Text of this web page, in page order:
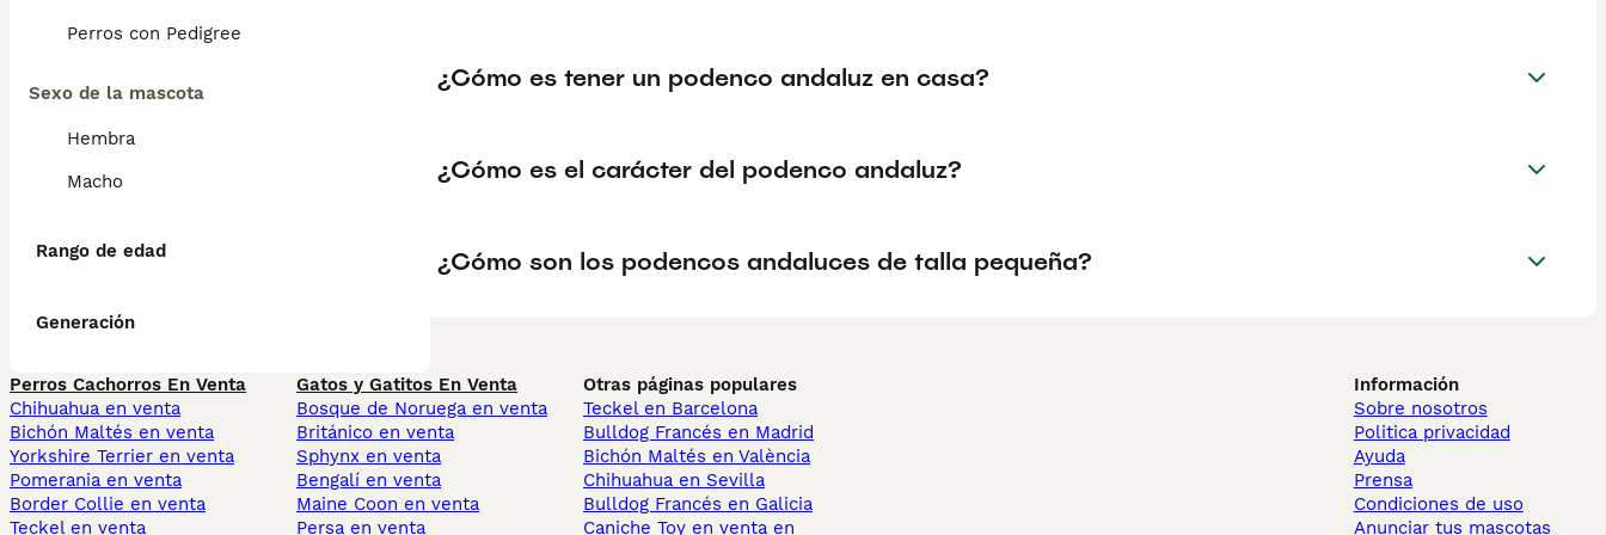
Perros con Pedigree
Sexo de la mascota
Hembra
Macho
Rango de edad
Generación
¿Cómo es tener un podenco andaluz en casa?
¿Cómo es el carácter del podenco andaluz?
¿Cómo son los podencos andaluces de talla pequeña?
Perros Cachorros En Venta
Chihuahua en venta
Bichón Maltés en venta
Yorkshire Terrier en venta
Pomerania en venta
Border Collie en venta
Teckel en venta
Gatos y Gatitos En Venta
Bosque de Noruega en venta
Británico en venta
Sphynx en venta
Bengalí en venta
Maine Coon en venta
Persa en venta
Otras páginas populares
Teckel en Barcelona
Bulldog Francés en Madrid
Bichón Maltés en València
Chihuahua en Sevilla
Bulldog Francés en Galicia
Caniche Toy en venta en
Información
Sobre nosotros
Politica privacidad
Ayuda
Prensa
Condiciones de uso
Anunciar tus mascotas